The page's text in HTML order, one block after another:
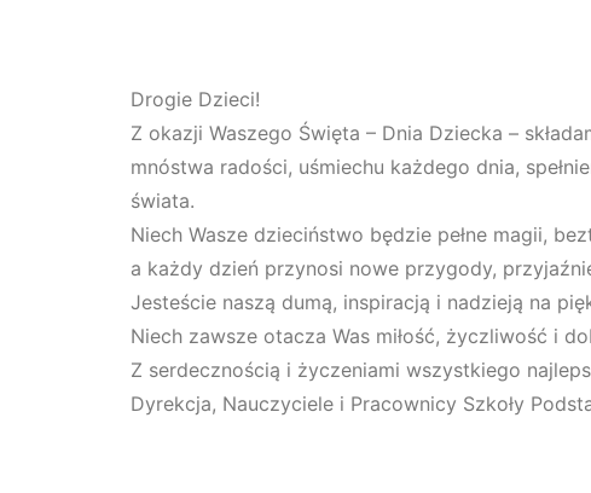
Drogie Dzieci!
Z okazji Waszego Święta – Dnia Dziecka –
mnóstwa radości, uśmiechu każdego dnia,
świata.
Niech Wasze dzieciństwo będzie pełne magii,
a każdy dzień przynosi nowe przygody,
Jesteście naszą dumą, inspiracją i nadzieją na
Niech zawsze otacza Was miłość, życzliwość i
Z serdecznością i życzeniami wszystkiego
Dyrekcja, Nauczyciele i Pracownicy Szkoły